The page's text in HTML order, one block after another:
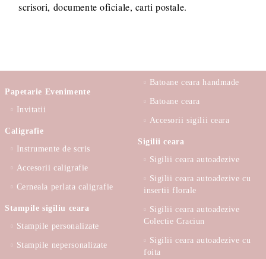
scrisori, documente oficiale, carti postale.
Papetarie Evenimente
Invitatii
Caligrafie
Instrumente de scris
Accesorii caligrafie
Cerneala perlata caligrafie
Stampile sigiliu ceara
Stampile personalizate
Stampile nepersonalizate
Batoane ceara handmade
Batoane ceara
Accesorii sigilii ceara
Sigilii ceara
Sigilii ceara autoadezive
Sigilii ceara autoadezive cu
insertii florale
Sigilii ceara autoadezive
Colectie Craciun
Sigilii ceara autoadezive cu
foita